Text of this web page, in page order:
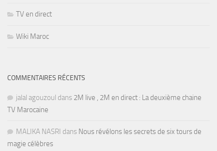
TV en direct
Wiki Maroc
COMMENTAIRES RÉCENTS
jalal agouzoul dans 2M live , 2M en direct : La deuxième chaine
TV Marocaine
MALIKA NASRI dans Nous révélons les secrets de six tours de
magie célèbres